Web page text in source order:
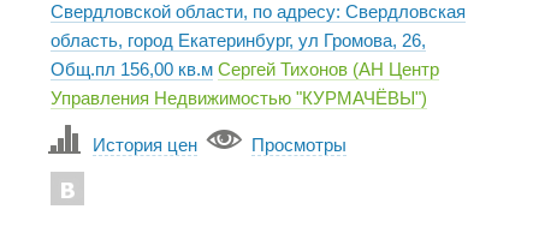
Свердловской области, по адресу: Свердловская
область, город Екатеринбург, ул Громова, 26,
Общ.пл 156,00 кв.м Сергей Тихонов (АН Центр
Управления Недвижимостью "КУРМАЧЁВЫ")
История цен Просмотры